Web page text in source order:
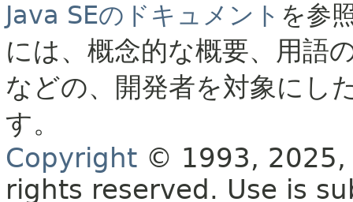
Java SEのドキュメント を参
には、概念的な概要、用語
などの、開発者を対象にし
す。
Copyright © 1993,
rights reserved. Use is